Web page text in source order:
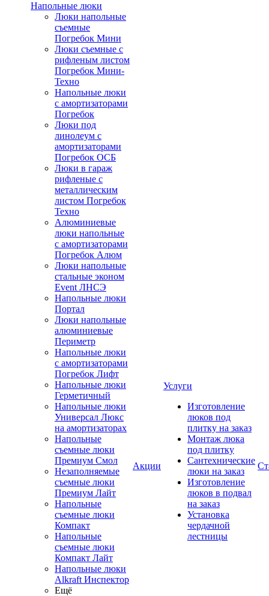
Напольные люки
Люки напольные
съемные
Погребок Мини
Люки съемные с
рифленым листом
Погребок Мини-
Техно
Напольные люки
с амортизаторами
Погребок
Люки под
линолеум с
амортизаторами
Погребок ОСБ
Люки в гараж
рифленые с
металлическим
листом Погребок
Техно
Алюминиевые
люки напольные
с амортизаторами
Погребок Алюм
Люки напольные
стальные эконом
Event ЛНСЭ
Напольные люки
Портал
Люки напольные
алюминиевые
Периметр
Напольные люки
с амортизаторами
Погребок Лифт
Напольные люки
Герметичный
Напольные люки
Универсал Люкс
на амортизаторах
Напольные
съемные люки
Премиум Смол
Незаполняемые
съемные люки
Премиум Лайт
Напольные
съемные люки
Компакт
Напольные
съемные люки
Компакт Лайт
Напольные люки
Alkraft Инспектор
Ещё
Акции
Услуги
Изготовление
люков под
плитку на заказ
Монтаж люка
под плитку
Сантехнические
люки на заказ
Изготовление
люков в подвал
на заказ
Установка
чердачной
лестницы